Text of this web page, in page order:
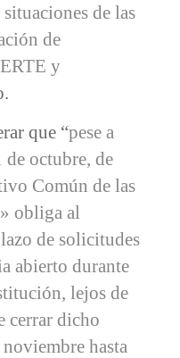
de las
de
y
que “pese a
octubre, de
Común de las
obliga al
de solicitudes
abierto durante
lejos de
cerrar dicho
hasta